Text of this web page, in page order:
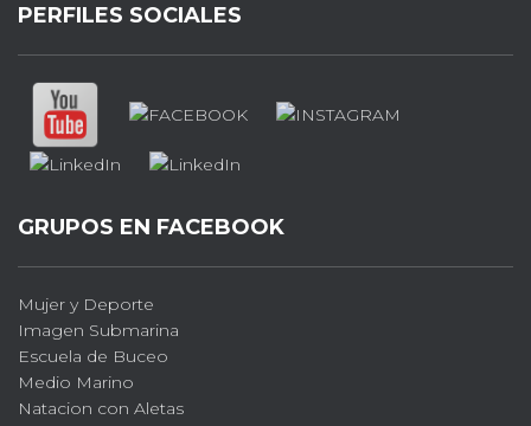
PERFILES SOCIALES
GRUPOS EN FACEBOOK
Mujer y Deporte
Imagen Submarina
Escuela de Buceo
Medio Marino
Natacion con Aletas